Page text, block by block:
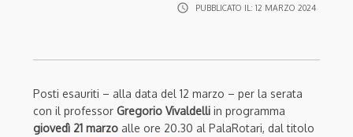
access_time PUBBLICATO IL: 12 MARZO 2024
Posti esauriti – alla data del 12 marzo – per la serata
con il professor Gregorio Vivaldelli in programma
giovedì 21 marzo alle ore 20.30 al PalaRotari, dal titolo